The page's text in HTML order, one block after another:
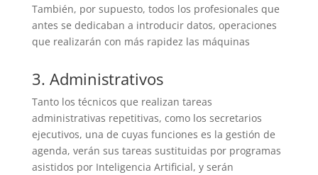
También, por supuesto, todos los profesionales que
antes se dedicaban a introducir datos, operaciones
que realizarán con más rapidez las máquinas
3. Administrativos
Tanto los técnicos que realizan tareas
administrativas repetitivas, como los secretarios
ejecutivos, una de cuyas funciones es la gestión de
agenda, verán sus tareas sustituidas por programas
asistidos por Inteligencia Artificial, y serán